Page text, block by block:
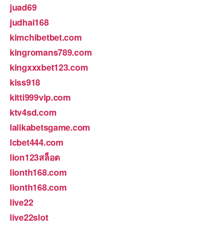
juad69
judhai168
kimchibetbet.com
kingromans789.com
kingxxxbet123.com
kiss918
kitti999vip.com
ktv4sd.com
lalikabetsgame.com
lcbet444.com
lion123สล็อต
lionth168.com
lionth168.com
live22
live22slot